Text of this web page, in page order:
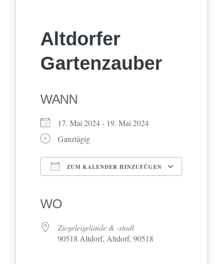
Altdorfer
Gartenzauber
WANN
17. Mai 2024 - 19. Mai 2024
Ganztägig
ZUM KALENDER HINZUFÜGEN
WO
Ziegeleigelände & -stadl
90518 Altdorf, Altdorf, 90518